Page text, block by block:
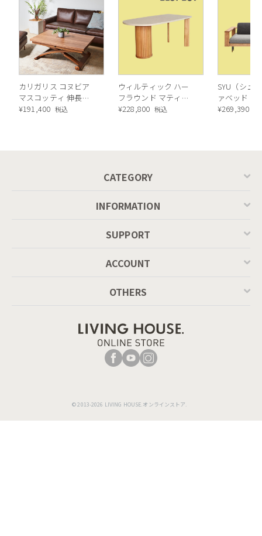
カリガリス コヌビア
マスコッティ 伸長・
昇降式テーブル ／
¥191,400 税込
ウィルティック ハー
フラウンド マティエ
ラ塗装 ダイニングテ
¥228,800 税込
SYU（シュ
ァベッド（
ル）190cm
¥269,390
CATEGORY
INFORMATION
SUPPORT
ACCOUNT
OTHERS
© 2013-2026 LIVING HOUSE.オンラインストア.